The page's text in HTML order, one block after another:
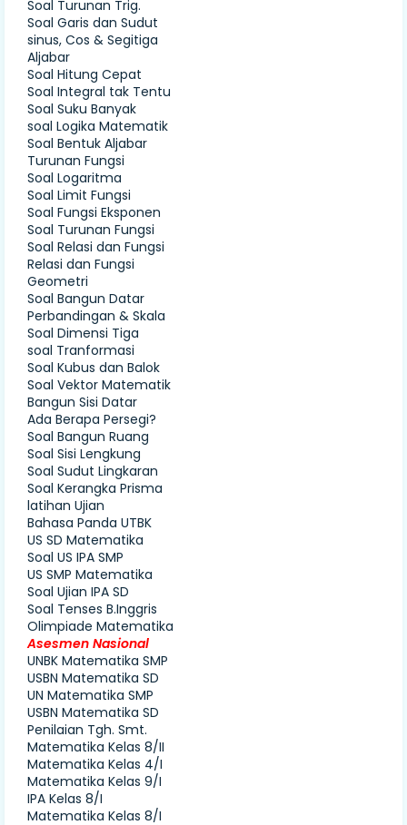
Soal Turunan Trig.
Soal Garis dan Sudut
sinus, Cos & Segitiga
Aljabar
Soal Hitung Cepat
Soal Integral tak Tentu
Soal Suku Banyak
soal Logika Matematik
Soal Bentuk Aljabar
Turunan Fungsi
Soal Logaritma
Soal Limit Fungsi
Soal Fungsi Eksponen
Soal Turunan Fungsi
Soal Relasi dan Fungsi
Relasi dan Fungsi
Geometri
Soal Bangun Datar
Perbandingan & Skala
Soal Dimensi Tiga
soal Tranformasi
Soal Kubus dan Balok
Soal Vektor Matematik
Bangun Sisi Datar
Ada Berapa Persegi?
Soal Bangun Ruang
Soal Sisi Lengkung
Soal Sudut Lingkaran
Soal Kerangka Prisma
latihan Ujian
Bahasa Panda UTBK
US SD Matematika
Soal US IPA SMP
US SMP Matematika
Soal Ujian IPA SD
Soal Tenses B.Inggris
Olimpiade Matematika
Asesmen Nasional
UNBK Matematika SMP
USBN Matematika SD
UN Matematika SMP
USBN Matematika SD
Penilaian Tgh. Smt.
Matematika Kelas 8/II
Matematika Kelas 4/I
Matematika Kelas 9/I
IPA Kelas 8/I
Matematika Kelas 8/I